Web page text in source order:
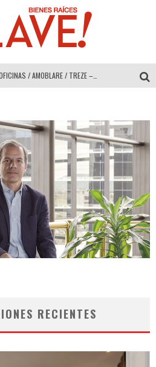
MULTIOFICINAS / AMOBLARE / TREZE – Especial Interiorismo & Decoración 2026
COLINEAL – Especial Interiorismo & Decoración 2026
ADRIANA HOYOS DESIGN STUDIO – Especial Interiorismo & Decoración 2026
RECIENTES